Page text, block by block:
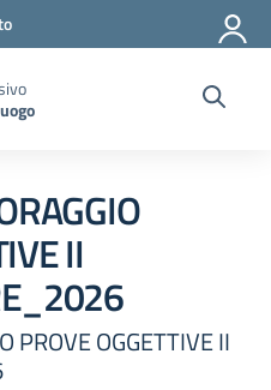
II
PROVE OGGETTIVE II